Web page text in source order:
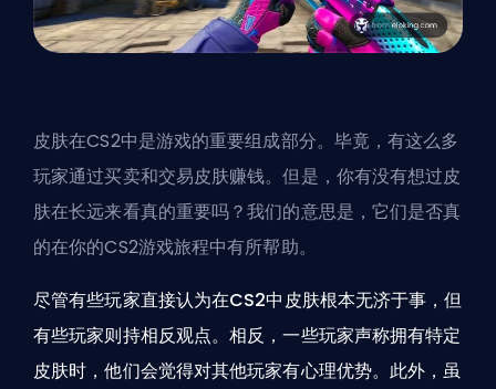
皮肤在CS2中是游戏的重要组成部分。毕竟，有这么多
玩家通过买卖和交易皮肤赚钱。但是，你有没有想过皮
肤在长远来看真的重要吗？我们的意思是，它们是否真
的在你的CS2游戏旅程中有所帮助。
尽管有些玩家直接认为在CS2中皮肤根本无济于事，但
有些玩家则持相反观点。相反，一些玩家声称拥有特定
皮肤时，他们会觉得对其他玩家有心理优势。此外，虽